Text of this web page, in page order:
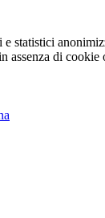
statistici
assenza di